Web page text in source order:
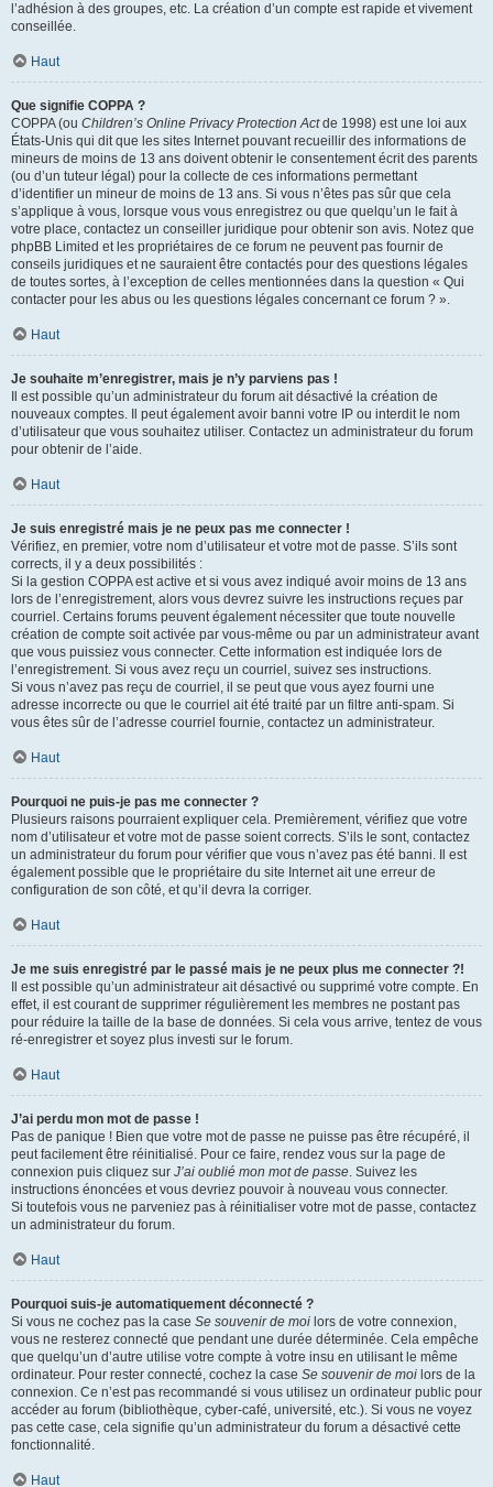
l’adhésion à des groupes, etc. La création d’un compte est rapide et vivement
conseillée.
Haut
Que signifie COPPA ?
COPPA (ou Children’s Online Privacy Protection Actde 1998) est une loi aux
États-Unis qui dit que les sites Internet pouvant recueillir des informations de
mineurs de moins de 13 ans doivent obtenir le consentement écrit des parents
(ou d’un tuteur légal) pour la collecte de ces informations permettant
d’identifier un mineur de moins de 13 ans. Si vous n’êtes pas sûr que cela
s’applique à vous, lorsque vous vous enregistrez ou que quelqu’un le fait à
votre place, contactez un conseiller juridique pour obtenir son avis. Notez que
phpBB Limited et les propriétaires de ce forum ne peuvent pas fournir de
conseils juridiques et ne sauraient être contactés pour des questions légales
de toutes sortes, à l’exception de celles mentionnées dans la question « Qui
contacter pour les abus ou les questions légales concernant ce forum ? ».
Haut
Je souhaite m’enregistrer, mais je n’y parviens pas !
Il est possible qu’un administrateur du forum ait désactivé la création de
nouveaux comptes. Il peut également avoir banni votre IP ou interdit le nom
d’utilisateur que vous souhaitez utiliser. Contactez un administrateur du forum
pour obtenir de l’aide.
Haut
Je suis enregistré mais je ne peux pas me connecter !
Vérifiez, en premier, votre nom d’utilisateur et votre mot de passe. S’ils sont
corrects, il y a deux possibilités :
Si la gestion COPPA est active et si vous avez indiqué avoir moins de 13 ans
lors de l’enregistrement, alors vous devrez suivre les instructions reçues par
courriel. Certains forums peuvent également nécessiter que toute nouvelle
création de compte soit activée par vous-même ou par un administrateur avant
que vous puissiez vous connecter. Cette information est indiquée lors de
l’enregistrement. Si vous avez reçu un courriel, suivez ses instructions.
Si vous n’avez pas reçu de courriel, il se peut que vous ayez fourni une
adresse incorrecte ou que le courriel ait été traité par un filtre anti-spam. Si
vous êtes sûr de l’adresse courriel fournie, contactez un administrateur.
Haut
Pourquoi ne puis-je pas me connecter ?
Plusieurs raisons pourraient expliquer cela. Premièrement, vérifiez que votre
nom d’utilisateur et votre mot de passe soient corrects. S’ils le sont, contactez
un administrateur du forum pour vérifier que vous n’avez pas été banni. Il est
également possible que le propriétaire du site Internet ait une erreur de
configuration de son côté, et qu’il devra la corriger.
Haut
Je me suis enregistré par le passé mais je ne peux plus me connecter ?!
Il est possible qu’un administrateur ait désactivé ou supprimé votre compte. En
effet, il est courant de supprimer régulièrement les membres ne postant pas
pour réduire la taille de la base de données. Si cela vous arrive, tentez de vous
ré-enregistrer et soyez plus investi sur le forum.
Haut
J’ai perdu mon mot de passe !
Pas de panique ! Bien que votre mot de passe ne puisse pas être récupéré, il
peut facilement être réinitialisé. Pour ce faire, rendez vous sur la page de
connexion puis cliquez sur J’ai oublié mon mot de passe. Suivez les
instructions énoncées et vous devriez pouvoir à nouveau vous connecter.
Si toutefois vous ne parveniez pas à réinitialiser votre mot de passe, contactez
un administrateur du forum.
Haut
Pourquoi suis-je automatiquement déconnecté ?
Si vous ne cochez pas la case Se souvenir de moi lors de votre connexion,
vous ne resterez connecté que pendant une durée déterminée. Cela empêche
que quelqu’un d’autre utilise votre compte à votre insu en utilisant le même
ordinateur. Pour rester connecté, cochez la case Se souvenir de moi lors de la
connexion. Ce n’est pas recommandé si vous utilisez un ordinateur public pour
accéder au forum (bibliothèque, cyber-café, université, etc.). Si vous ne voyez
pas cette case, cela signifie qu’un administrateur du forum a désactivé cette
fonctionnalité.
Haut